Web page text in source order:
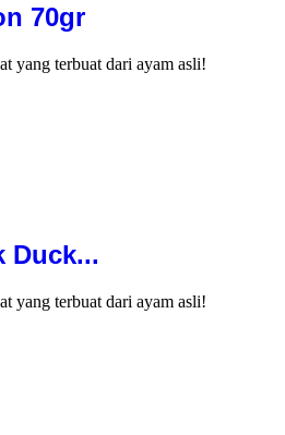
70gr
yang terbuat dari ayam asli!
Duck...
yang terbuat dari ayam asli!